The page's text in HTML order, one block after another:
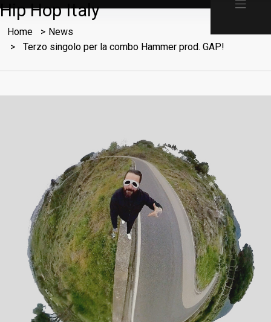
Hip Hop Italy
Home
News
Terzo singolo per la combo Hammer prod. GAP!